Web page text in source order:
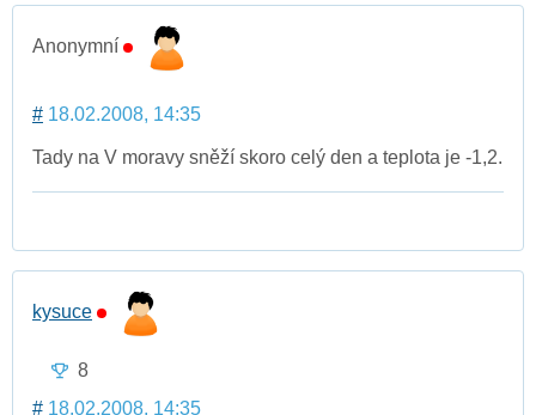
Anonymní
# 18.02.2008, 14:35
Tady na V moravy sněží skoro celý den a teplota je -1,2.
kysuce
8
# 18.02.2008, 14:35